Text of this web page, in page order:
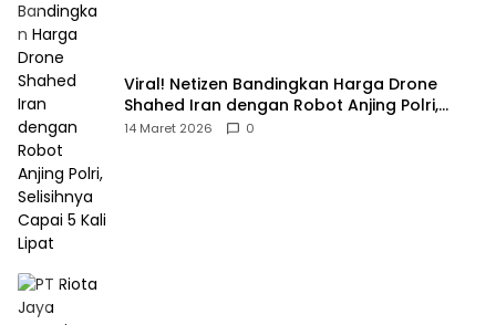
Viral! Netizen Bandingkan Harga Drone
Shahed Iran dengan Robot Anjing Polri,
Selisihnya Capai 5 Kali Lipat
14 Maret 2026 0